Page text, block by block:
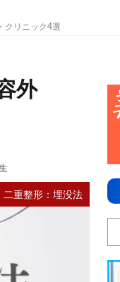
クリニック4選
外
二重整形：埋没法